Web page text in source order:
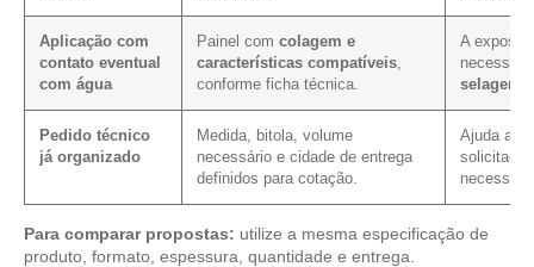
Aplicação com
contato eventual
com água
Painel com colagem e
características compatíveis
conforme ficha técnica.
A
selagem
Pedido técnico
já organizado
Medida, bitola, volume
necessário e cidade de entrega
definidos para cotação.
Ajuda a
Para comparar propostas: utilize a mesma especificação de
produto, formato, espessura, quantidade e entrega.